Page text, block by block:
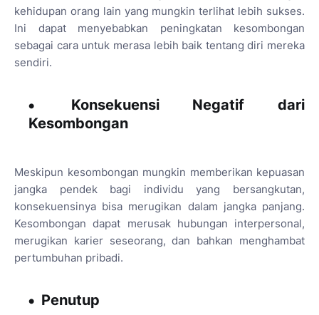
kehidupan orang lain yang mungkin terlihat lebih sukses.
Ini dapat menyebabkan peningkatan kesombongan
sebagai cara untuk merasa lebih baik tentang diri mereka
sendiri.
Konsekuensi Negatif dari
Kesombongan
Meskipun kesombongan mungkin memberikan kepuasan
jangka pendek bagi individu yang bersangkutan,
konsekuensinya bisa merugikan dalam jangka panjang.
Kesombongan dapat merusak hubungan interpersonal,
merugikan karier seseorang, dan bahkan menghambat
pertumbuhan pribadi.
Penutup